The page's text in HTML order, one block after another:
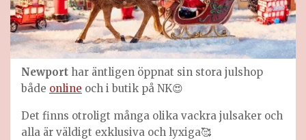
Newport har äntligen öppnat sin stora julshop
både online och i butik på NK😍
Det finns otroligt många olika vackra julsaker och
alla är väldigt exklusiva och lyxiga🥰